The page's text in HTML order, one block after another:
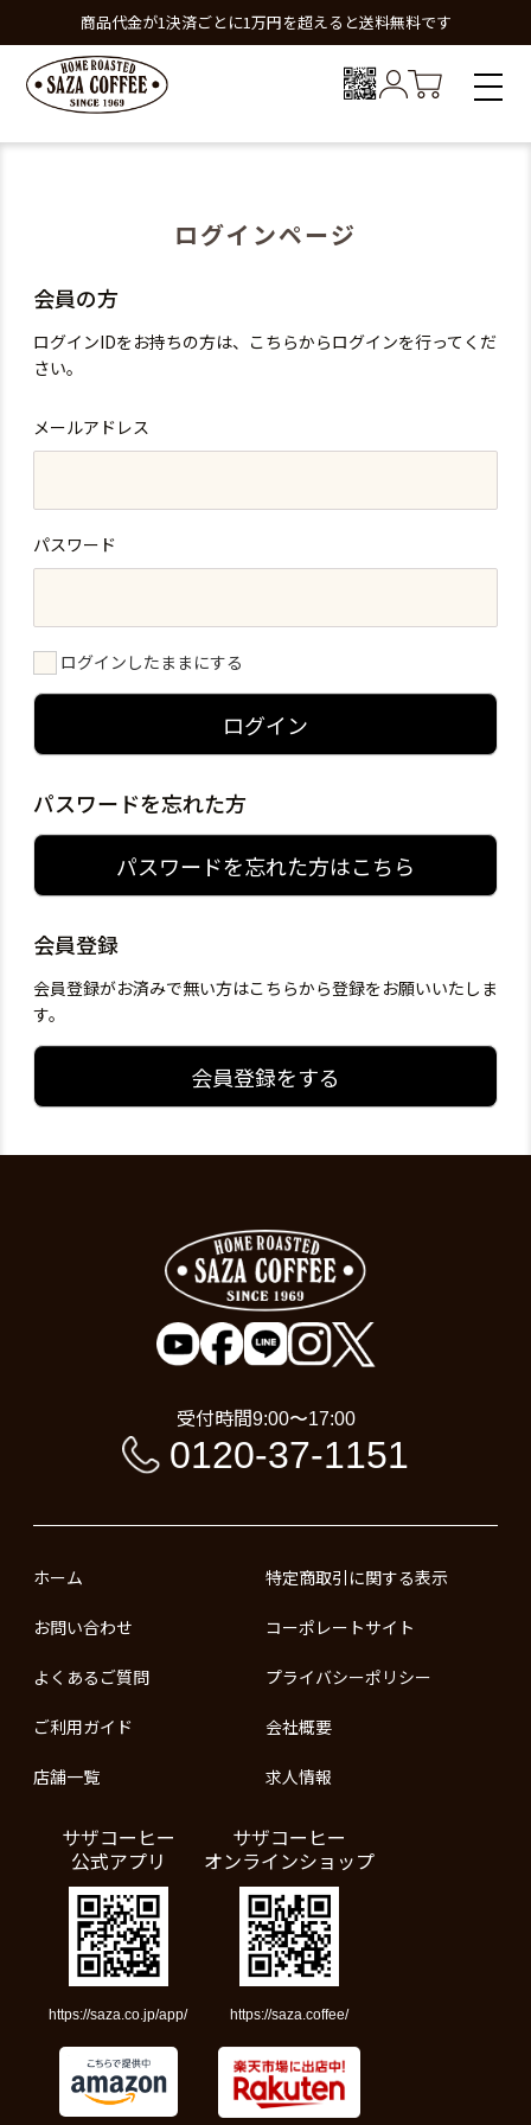
商品代金が1決済ごとに1万円を超えると送料無料です
ログインページ
会員の方
ログインIDをお持ちの方は、こちらからログインを行ってくだ
さい。
メールアドレス
パスワード
ログインしたままにする
ログイン
パスワードを忘れた方
パスワードを忘れた方はこちら
会員登録
会員登録がお済みで無い方はこちらから登録をお願いいたしま
す。
会員登録をする
受付時間9:00〜17:00
0120-37-1151
ホーム
お問い合わせ
よくあるご質問
ご利用ガイド
店舗一覧
特定商取引に関する表示
コーポレートサイト
プライバシーポリシー
会社概要
求人情報
サザコーヒー
公式アプリ
https://saza.co.jp/app/
サザコーヒー
オンラインショップ
https://saza.coffee/